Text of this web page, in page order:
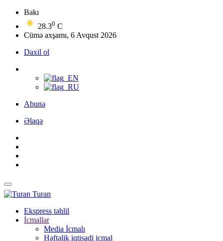
Bakı
28.30 C
Cümə axşamı, 6 Avqust 2026
Daxil ol
Abunə
Əlaqə
Turan
Ekspress təhlil
İcmallar
Media İcmalı
Həftəlik iqtisadi icmal